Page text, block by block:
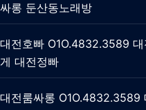
싸롱 둔산동노래방
대전호빠 O1O.4832.3589
게 대전정빠
대전룸싸롱 O1O.4832.3589